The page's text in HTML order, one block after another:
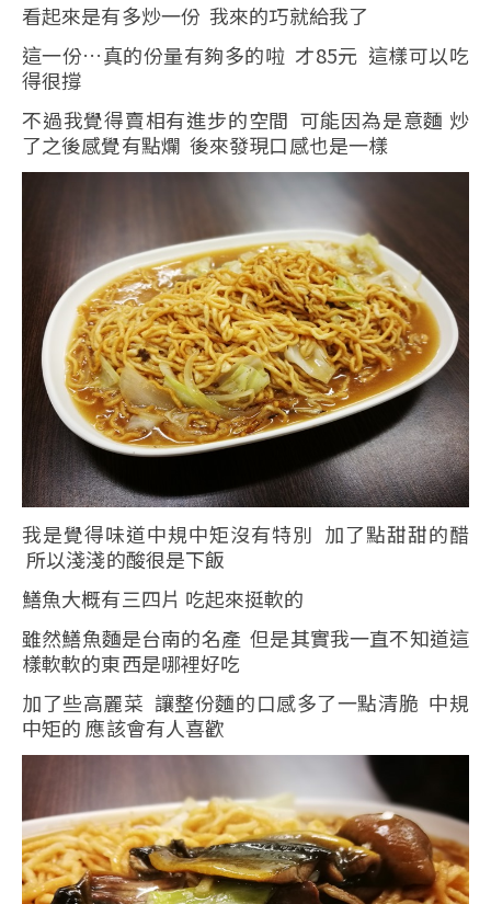
看起來是有多炒一份 我來的巧就給我了
這一份…真的份量有夠多的啦 才85元 這樣可以吃
得很撐
不過我覺得賣相有進步的空間 可能因為是意麵 炒
了之後感覺有點爛 後來發現口感也是一樣
我是覺得味道中規中矩沒有特別 加了點甜甜的醋
所以淺淺的酸很是下飯
鱔魚大概有三四片 吃起來挺軟的
雖然鱔魚麵是台南的名產 但是其實我一直不知道這
樣軟軟的東西是哪裡好吃
加了些高麗菜 讓整份麵的口感多了一點清脆 中規
中矩的 應該會有人喜歡